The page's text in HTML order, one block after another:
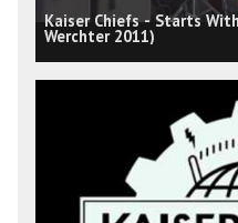
Kaiser Chiefs - Starts
Werchter 2011)